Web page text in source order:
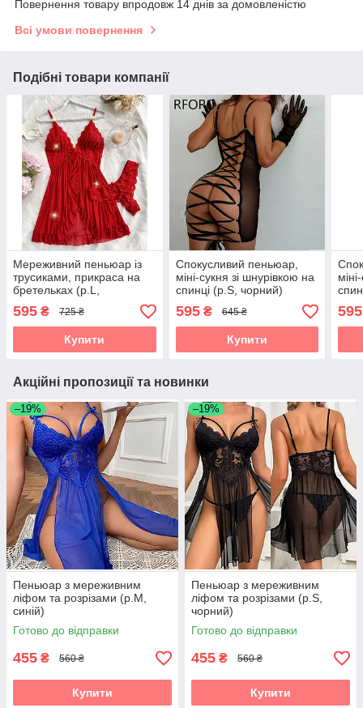
Повернення товару впродовж 14 днів за домовленістю
Всі умови повернення
Подібні товари компанії
Мереживний пеньюар із
трусиками, прикраса на
бретельках (р.L,
червоний)
595 ₴ 725 ₴
Купити
Спокусливий пеньюар,
міні-сукня зі шнурівкою на
спинці (р.S, чорний)
595₴ 645 ₴
Купити
595
Акційні пропозиції та новинки
–19%
Пеньюар з мереживним
ліфом та розрізами (р.М,
синій)
Готово до відправки
455 ₴ 560 ₴
Купити
–19%
Пеньюар з мереживним
ліфом та розрізами (р.S,
чорний)
Готово до відправки
455 ₴ 560 ₴
Купити